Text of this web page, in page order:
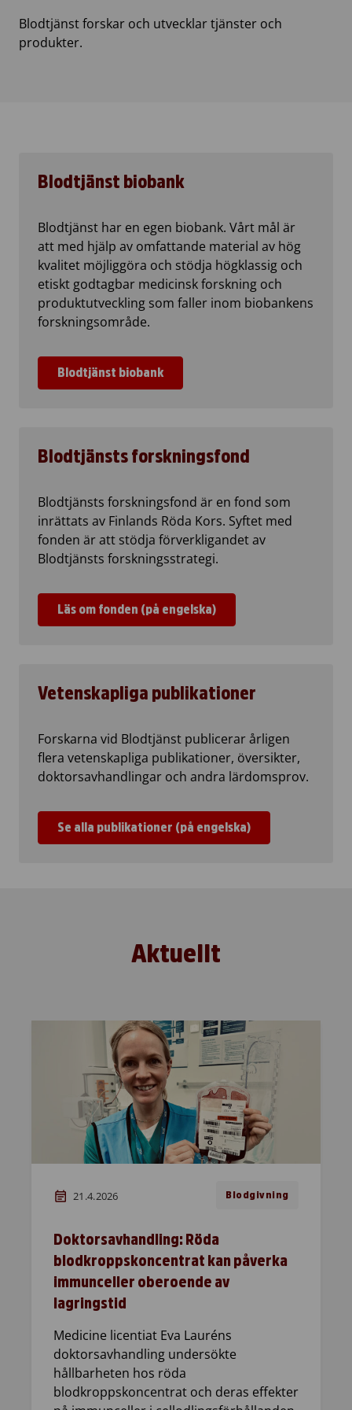
Blodtjänst forskar och utvecklar tjänster och
produkter.
Blodtjänst biobank
Blodtjänst har en egen biobank. Vårt mål är
att med hjälp av omfattande material av hög
kvalitet möjliggöra och stödja högklassig och
etiskt godtagbar medicinsk forskning och
produktutveckling som faller inom biobankens
forskningsområde.
Blodtjänst biobank
Blodtjänsts forskningsfond
Blodtjänsts forskningsfond är en fond som
inrättats av Finlands Röda Kors. Syftet med
fonden är att stödja förverkligandet av
Blodtjänsts forskningsstrategi.
Läs om fonden (på engelska)
Vetenskapliga publikationer
Forskarna vid Blodtjänst publicerar årligen
flera vetenskapliga publikationer, översikter,
doktorsavhandlingar och andra lärdomsprov.
Se alla publikationer (på engelska)
Aktuellt
21.4.2026 Blodgivning
Doktorsavhandling: Röda
blodkroppskoncentrat kan påverka
immunceller oberoende av
lagringstid
Medicine licentiat Eva Lauréns
doktorsavhandling undersökte
hållbarheten hos röda
blodkroppskoncentrat och deras effekter